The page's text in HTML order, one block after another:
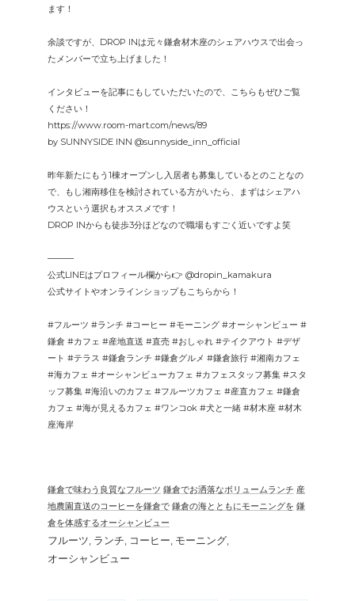
ます！
余談ですが、DROP INは元々鎌倉材木座のシェアハウスで出会っ
たメンバーで立ち上げました！
インタビューを記事にもしていただいたので、こちらもぜひご覧
ください！
https://www.room-mart.com/news/89
by SUNNYSIDE INN @sunnyside_inn_official
昨年新たにもう1棟オープンし入居者も募集しているとのことなの
で、もし湘南移住を検討されている方がいたら、まずはシェアハ
ウスという選択もオススメです！
DROP INからも徒歩3分ほどなので職場もすごく近いですよ笑
———
公式LINEはプロフィール欄から👉 @dropin_kamakura
公式サイトやオンラインショップもこちらから！
#フルーツ #ランチ #コーヒー #モーニング #オーシャンビュー #
鎌倉 #カフェ #産地直送 #直売 #おしゃれ #テイクアウト #デザ
ート #テラス #鎌倉ランチ #鎌倉グルメ #鎌倉旅行 #湘南カフェ
#海カフェ #オーシャンビューカフェ #カフェスタッフ募集 #スタ
ッフ募集 #海沿いのカフェ #フルーツカフェ #産直カフェ #鎌倉
カフェ #海が見えるカフェ #ワンコok #犬と一緒 #材木座 #材木
座海岸
鎌倉で味わう良質なフルーツ 鎌倉でお洒落なボリュームランチ 産
地農園直送のコーヒーを鎌倉で 鎌倉の海とともにモーニングを 鎌
倉を体感するオーシャンビュー
フルーツ ランチ コーヒー モーニング
オーシャンビュー